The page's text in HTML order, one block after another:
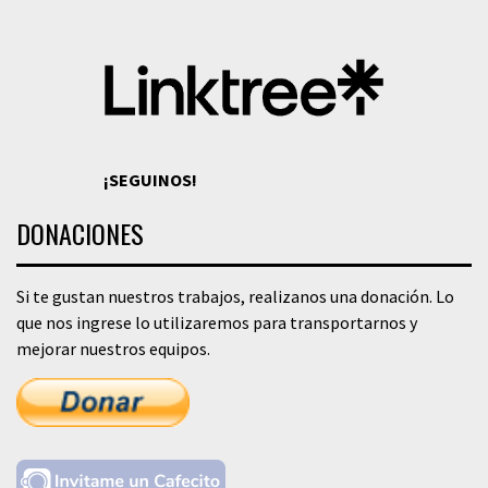
¡SEGUINOS!
DONACIONES
Si te gustan nuestros trabajos, realizanos una donación. Lo
que nos ingrese lo utilizaremos para transportarnos y
mejorar nuestros equipos.